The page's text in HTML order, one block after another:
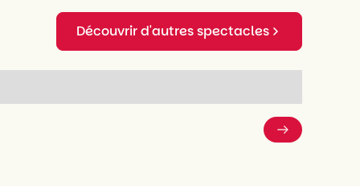
Découvrir d'autres spectacles